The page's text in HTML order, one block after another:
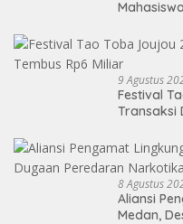
Kepulauan
9 Agustus
Festival
Transaksi
8 Agustus
Aliansi
Medan,